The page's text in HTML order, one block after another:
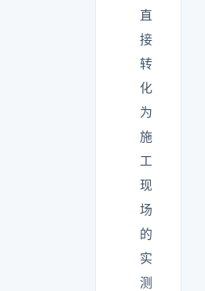
直
接
转
化
为
施
工
现
场
的
实
测